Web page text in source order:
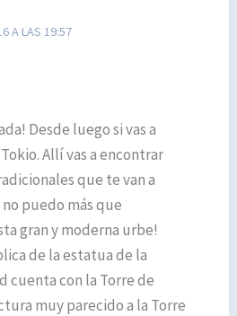
A LAS 19:57
Desde luego si vas a
Allí vas a encontrar
que te van a
puedo más que
gran y moderna urbe!
de la estatua de la
cuenta con la Torre de
muy parecido a la Torre